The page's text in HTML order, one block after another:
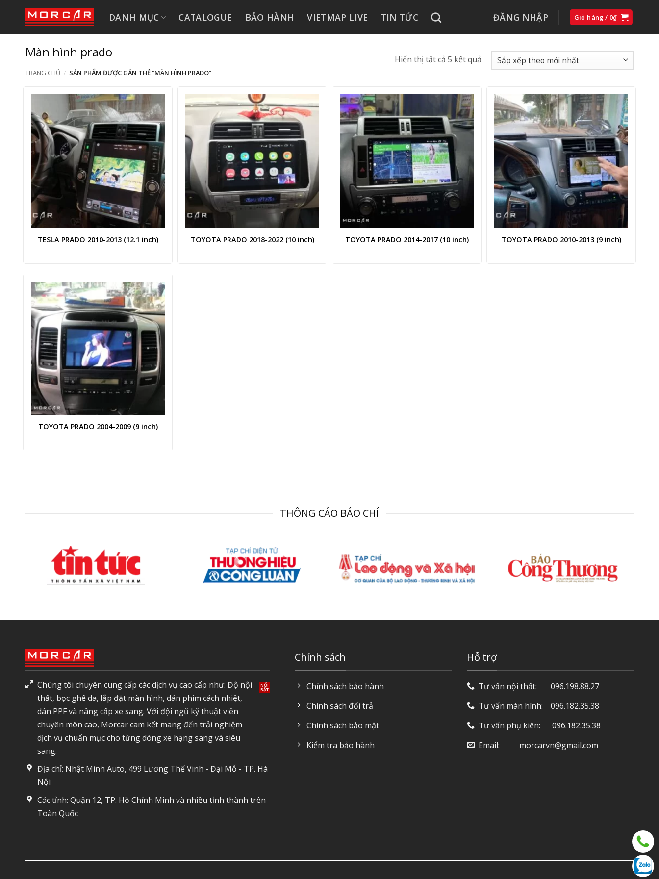
nội
DANH MỤC CATALOGUE BẢO HÀNH VIETMAP LIVE TIN TỨC ĐĂNG NHẬP Giỏ hàng / 0₫
Màn hình prado
TRANG CHỦ / SẢN PHẨM ĐƯỢC GẮN THẺ “MÀN HÌNH PRADO”
Hiển thị tất cả 5 kết quảĐã
sắp
theo
mới
nhất
+
TESLA PRADO 2010-2013 (12.1 inch)
+
TOYOTA PRADO 2018-2022 (10 inch)
+
TOYOTA PRADO 2014-2017 (10 inch)
+
TOYOTA PRADO 2010-2013 (9 inch)
+
TOYOTA PRADO 2004-2009 (9 inch)
THÔNG CÁO BÁO CHÍ
Chúng tôi chuyên cung cấp các dịch vụ cao cấp như: Độ nội
thất, bọc ghế da, lắp đặt màn hình, dán phim cách nhiệt,
dán PPF và nâng cấp xe sang. Với đội ngũ kỹ thuật viên
chuyên môn cao, Morcar cam kết mang đến trải nghiệm
dịch vụ chuẩn mực cho từng dòng xe hạng sang và siêu
sang.
Địa chỉ: Nhật Minh Auto, 499 Lương Thế Vinh - Đại Mỗ - TP. Hà
Nội
Các tỉnh: Quận 12, TP. Hồ Chính Minh và nhiều tỉnh thành trên
Toàn Quốc
Chính sách
Chính sách bảo hành
Chính sách đổi trả
Chính sách bảo mật
Kiểm tra bảo hành
Hỗ trợ
Tư vấn nội thất: ‎ ‎ ‎ ‎ ‎ ‎ 096.198.88.27
Tư vấn màn hình: ‎ ‎ ‎ 096.182.35.38
Tư vấn phụ kiện: ‎ ‎ ‎ ‎‎ ‎ 096.182.35.38
Email: ‎ ‎ ‎ ‎ ‎ ‎ ‎ ‎ ‎ morcarvn@gmail.com